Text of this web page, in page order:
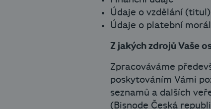
Údaje o vzdělání (titul)
Údaje o platební
Z jakých zdrojů Vaše
Zpracováváme
poskytováním Vámi
seznamů a dalších
(Bisnode Česká